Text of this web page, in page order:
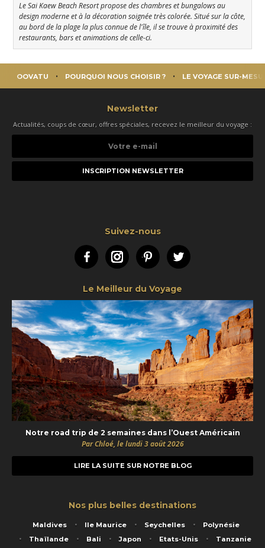
Le Sai Kaew Beach Resort propose des chambres et bungalows au
design moderne et à la décoration soignée très colorée. Situé sur la côte,
au bord de la plage la plus connue de l'île, il se trouve à proximité des
restaurants, bars et animations de celle-ci.
OOVATU POURQUOI NOUS CHOISIR ? LE VOYAGE SUR-
Newsletter
Actualités, coups de cœur, offres spéciales, recevez le meilleur du voyage :
e-
Suivez-nous
FacebookInstagramPinterestTwitter
Le Meilleur du Voyage
Notre road trip de 2 semaines dans l’Ouest Américain
Par Chloé, le lundi 3 août 2026
LIRE LA SUITE SUR NOTRE BLOG
Nos plus belles destinations
Maldives Ile Maurice Seychelles
Polynésie
Thaïlande
Bali Japon Etats-Unis Tanzanie